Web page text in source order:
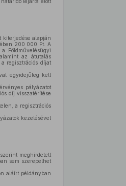
kiterjedése alapján
200 000 Ft. A
Földművelésügyi
az átutalás
regisztrációs díjat
egyidejűleg kell
pályázatot
díj visszatérítése
a regisztrációs
kezelésével
szerint meghirdetett
sem szerepelhet
aláírt példányban